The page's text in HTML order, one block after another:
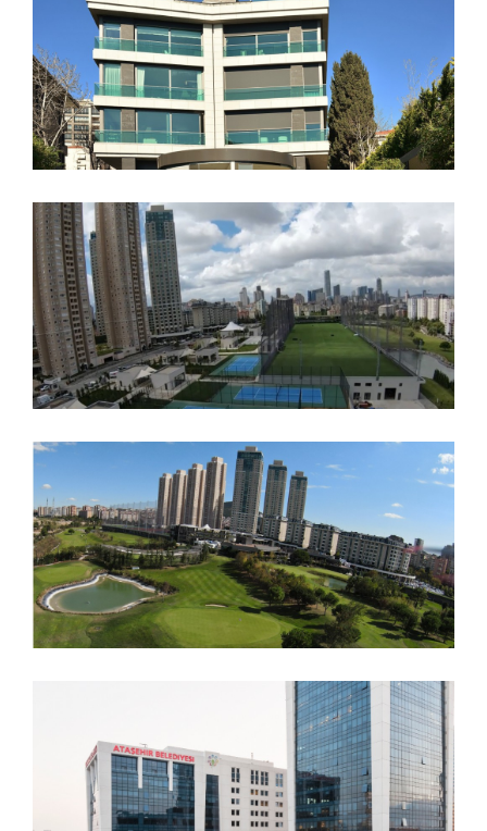
Atapark Kentpark
Ataşehir Golf Clup Projesi
Ataşehir Belediye Başkanlığı
Binası
Halk GYO Şekerpınar Veri
Merkezi ve Bankacılık Üssü